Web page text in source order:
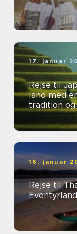
17. januar
Rejse til
land med
tradition
16. januar
Rejse til
Eventyrland